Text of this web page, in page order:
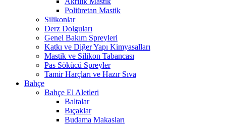
Poliüretan Mastik
Silikonlar
Derz Dolguları
Genel Bakım Spreyleri
Katkı ve Diğer Yapı Kimyasalları
Mastik ve Silikon Tabancası
Pas Sökücü Spreyler
Tamir Harçları ve Hazır Sıva
Bahçe
Bahçe El Aletleri
Baltalar
Bıçaklar
Budama Makasları